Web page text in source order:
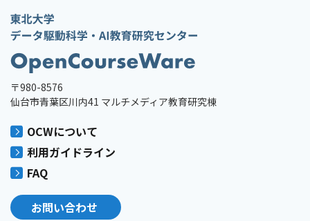
〒980-8576
仙台市青葉区川内41 マルチメディア教育研究棟
OCWについて
利用ガイドライン
FAQ
お問い合わせ